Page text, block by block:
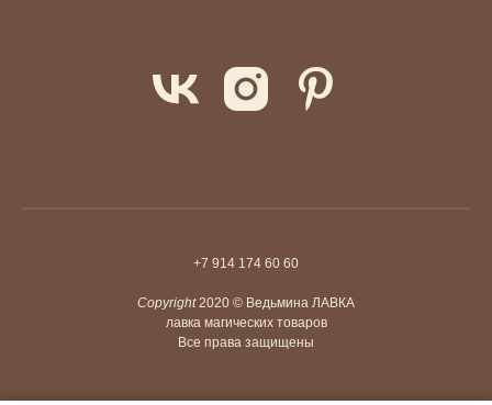
+7 914 174 60 60
Copyright2020 © Ведьмина ЛАВКА
лавка магических товаров
Все права защищены